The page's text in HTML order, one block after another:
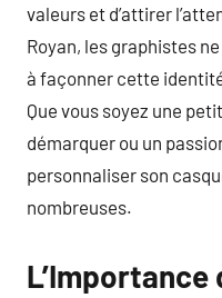
valeurs et d’attirer
Royan, les graphistes
à façonner cette
Que vous soyez une
démarquer ou un
personnaliser son
nombreuses.
L’Importance